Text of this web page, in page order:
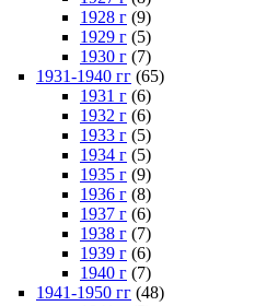
1928 г (9)
1929 г (5)
1930 г (7)
1931-1940 гг (65)
1931 г (6)
1932 г (6)
1933 г (5)
1934 г (5)
1935 г (9)
1936 г (8)
1937 г (6)
1938 г (7)
1939 г (6)
1940 г (7)
1941-1950 гг (48)